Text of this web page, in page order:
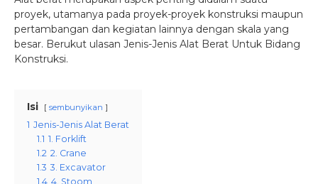
proyek, utamanya pada proyek-proyek konstruksi maupun
pertambangan dan kegiatan lainnya dengan skala yang
besar. Berukut ulasan Jenis-Jenis Alat Berat Untuk Bidang
Konstruksi.
Isi sembunyikan
1 Jenis-Jenis Alat Berat
1.1 1. Forklift
1.2 2. Crane
1.3 3. Excavator
1.4 4. Stoom